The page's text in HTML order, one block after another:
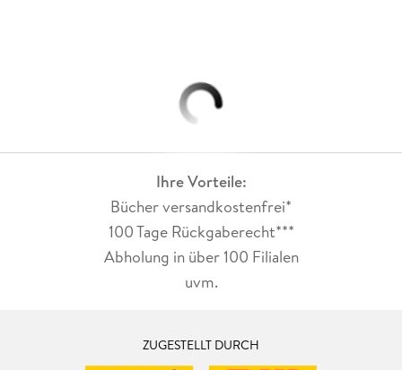
Ihre Vorteile:
Bücher versandkostenfrei*
100 Tage Rückgaberecht***
Abholung in über 100 Filialen
uvm.
ZUGESTELLT DURCH